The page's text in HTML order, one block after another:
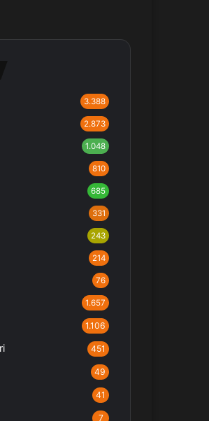
3.388
2.873
1.048
810
685
331
243
214
76
1.657
1.106
451
49
41
7